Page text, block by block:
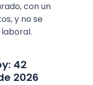
con un
y no se
42
2026